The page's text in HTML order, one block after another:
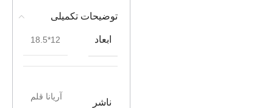
توضیحات تکمیلی
ابعاد 12*18.5
ناشر
آریانا قلم